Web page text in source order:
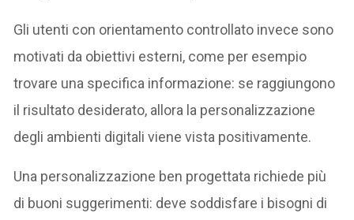
Gli utenti con orientamento controllato invece sono
motivati da obiettivi esterni, come per esempio
trovare una specifica informazione: se raggiungono
il risultato desiderato, allora la personalizzazione
degli ambienti digitali viene vista positivamente.
Una personalizzazione ben progettata richiede più
di buoni suggerimenti: deve soddisfare i bisogni di